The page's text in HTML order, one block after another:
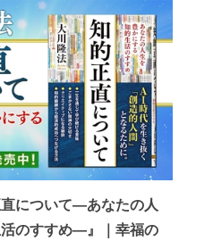
について―あなたの人
のすすめ―』｜幸福の